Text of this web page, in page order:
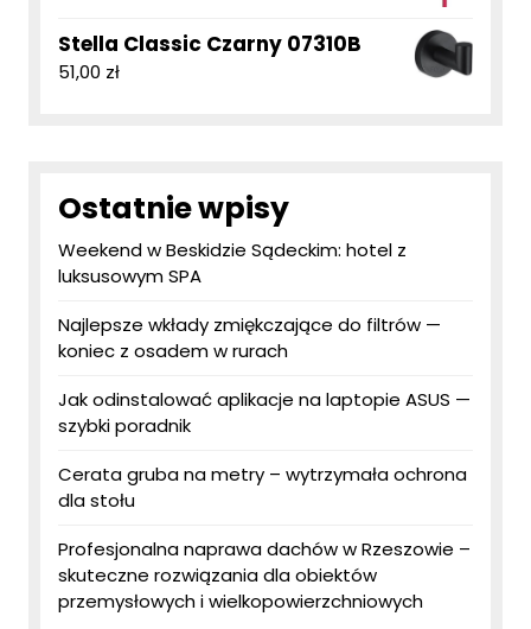
Stella Classic Czarny 07310B
51,00 zł
Ostatnie wpisy
Weekend w Beskidzie Sądeckim: hotel z
luksusowym SPA
Najlepsze wkłady zmiękczające do filtrów —
koniec z osadem w rurach
Jak odinstalować aplikacje na laptopie ASUS —
szybki poradnik
Cerata gruba na metry – wytrzymała ochrona
dla stołu
Profesjonalna naprawa dachów w Rzeszowie –
skuteczne rozwiązania dla obiektów
przemysłowych i wielkopowierzchniowych